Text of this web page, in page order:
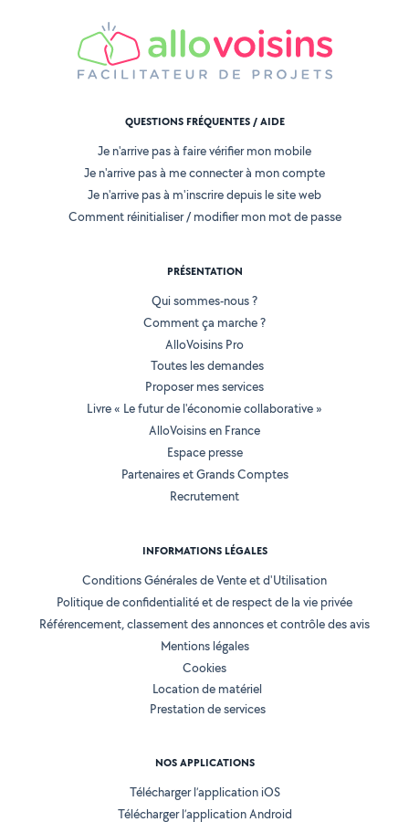
QUESTIONS FRÉQUENTES / AIDE
Je n'arrive pas à faire vérifier mon mobile
Je n'arrive pas à me connecter à mon compte
Je n'arrive pas à m'inscrire depuis le site web
Comment réinitialiser / modifier mon mot de passe
PRÉSENTATION
Qui sommes-nous ?
Comment ça marche ?
AlloVoisins Pro
Toutes les demandes
Proposer mes services
Livre « Le futur de l'économie collaborative »
AlloVoisins en France
Espace presse
Partenaires et Grands Comptes
Recrutement
INFORMATIONS LÉGALES
Conditions Générales de Vente et d'Utilisation
Politique de confidentialité et de respect de la vie privée
Référencement, classement des annonces et contrôle des avis
Mentions légales
Cookies
Location de matériel
Prestation de services
NOS APPLICATIONS
Télécharger l’application iOS
Télécharger l’application Android